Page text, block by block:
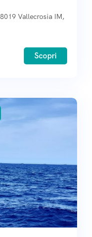
Vallecrosia IM,
Scopri